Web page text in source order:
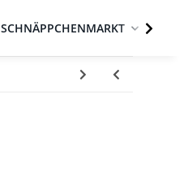
SCHNÄPPCHENMARKT